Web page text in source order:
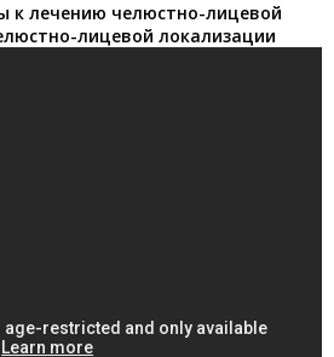
к лечению челюстно-лицевой
лицевой локализации